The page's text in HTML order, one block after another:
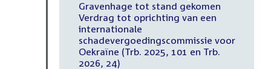
Gravenhage tot stand gekomen
Verdrag tot oprichting van een
internationale
schadevergoedingscommissie voor
Oekraïne (Trb. 2025, 101 en Trb.
2026, 24)